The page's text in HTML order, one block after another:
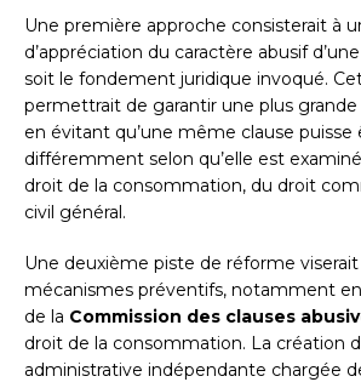
Une première approche consisterait à
d’appréciation du caractère abusif
soit le fondement juridique invoqué.
permettrait de garantir une plus
en évitant qu’une même clause puisse
différemment selon qu’elle est
droit de la consommation, du droit
civil général.
Une deuxième piste de réforme
mécanismes préventifs, notamment
de la Commission des clauses
droit de la consommation. La création
administrative indépendante chargée